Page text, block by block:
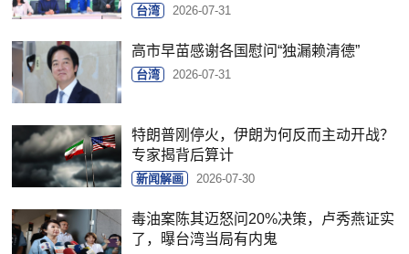
台湾 2026-07-31
高市早苗感谢各国慰问“独漏赖清德”
台湾 2026-07-31
特朗普刚停火，伊朗为何反而主动开战？
专家揭背后算计
新闻解画 2026-07-30
毒油案陈其迈怒问20%决策，卢秀燕证实
了，曝台湾当局有内鬼